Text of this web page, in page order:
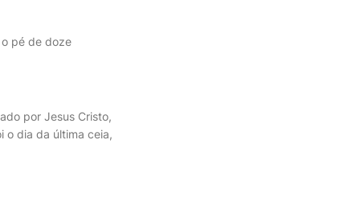
pé de doze
por Jesus Cristo,
o dia da última ceia,